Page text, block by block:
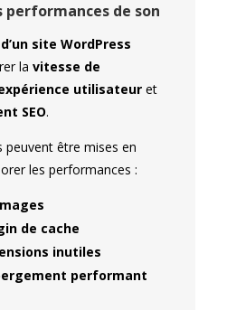
de son
site WordPress
la vitesse de
utilisateuret
SEO.
peuvent être mises en
les performances :
de cache
inutiles
performant